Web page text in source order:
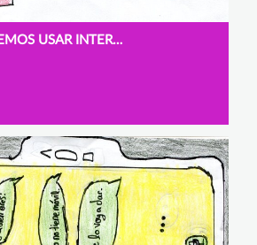
L@S NIÑ@S SABEMOS USAR INTERNET